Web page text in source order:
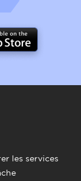
les services